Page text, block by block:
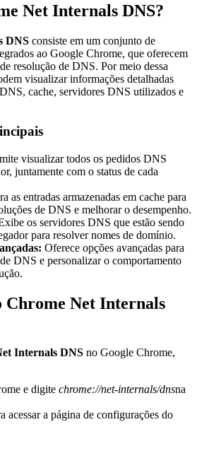
Net Internals DNS?
DNS consiste em um conjunto de
ao Google Chrome, que oferecem
resolução de DNS. Por meio dessa
visualizar informações detalhadas
cache, servidores DNS utilizados e
visualizar todos os pedidos DNS
juntamente com o status de cada
as entradas armazenadas em cache para
de DNS e melhorar o desempenho.
os servidores DNS que estão sendo
para resolver nomes de domínio.
Oferece opções avançadas para
DNS e personalizar o comportamento
Chrome Net Internals
Internals DNS no Google Chrome,
e digite chrome://net-internals/dnsna
acessar a página de configurações do